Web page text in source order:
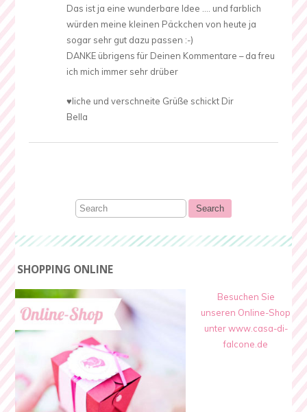
Das ist ja eine wunderbare Idee …. und farblich
würden meine kleinen Päckchen von heute ja
sogar sehr gut dazu passen :-)
DANKE übrigens für Deinen Kommentare – da freu
ich mich immer sehr drüber
♥liche und verschneite Grüße schickt Dir
Bella
SHOPPING ONLINE
Besuchen Sie
unseren Online-Shop
unter www.casa-di-
falcone.de